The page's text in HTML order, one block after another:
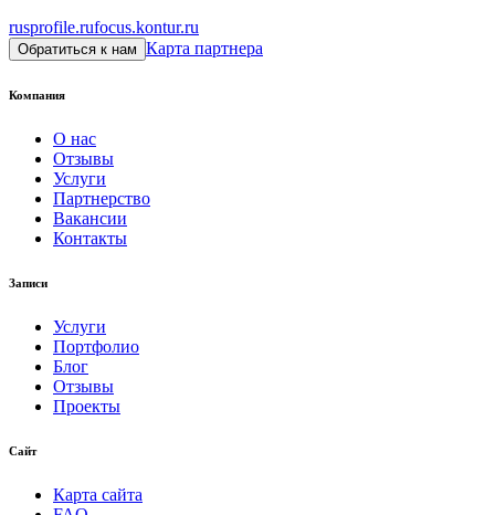
rusprofile.rufocus.kontur.ru
Обратиться к нам Карта партнера
Компания
О нас
Отзывы
Услуги
Партнерство
Вакансии
Контакты
Записи
Услуги
Портфолио
Блог
Отзывы
Проекты
Сайт
Карта сайта